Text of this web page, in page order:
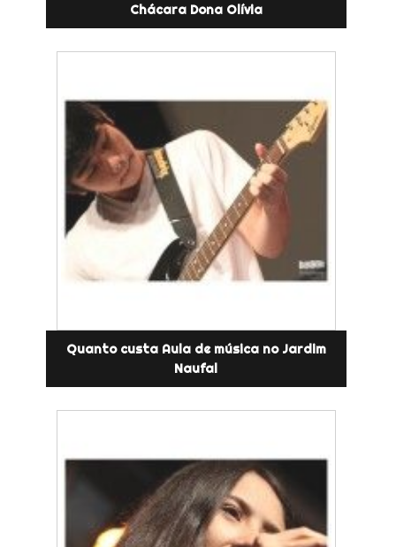
Chácara Dona Olívia
Quanto custa Aula de música no Jardim
Naufal